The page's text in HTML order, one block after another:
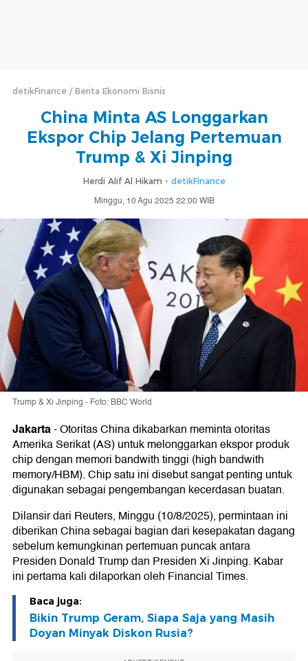
detikFinance Berita Ekonomi Bisnis
China Minta AS Longgarkan
Ekspor Chip Jelang Pertemuan
Trump & Xi Jinping
Herdi Alif Al Hikam - detikFinance
Minggu, 10 Agu 2025 22:00 WIB
Trump & Xi Jinping - Foto: BBC World
Jakarta-Otoritas China dikabarkan meminta otoritas
Amerika Serikat (AS) untuk melonggarkan ekspor produk
chip dengan memori bandwith tinggi (high bandwith
memory/HBM). Chip satu ini disebut sangat penting untuk
digunakan sebagai pengembangan kecerdasan buatan.
Dilansir dari Reuters, Minggu (10/8/2025), permintaan ini
diberikan China sebagai bagian dari kesepakatan dagang
sebelum kemungkinan pertemuan puncak antara
Presiden Donald Trump dan Presiden Xi Jinping. Kabar
ini pertama kali dilaporkan oleh Financial Times.
Baca juga:
Bikin Trump Geram, Siapa Saja yang Masih
Doyan Minyak Diskon Rusia?